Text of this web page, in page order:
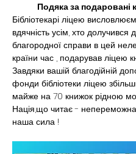
Подяка за подаровані
Бібліотекарі ліцею
вдячність усім, хто долучився
благородної справи в цей
країни час , подарував ліцею
Завдяки вашій благодійній
фонди бібліотеки ліцею
майже на 70 книжок рідною
Нація,що читає - непереможна
наша сила !